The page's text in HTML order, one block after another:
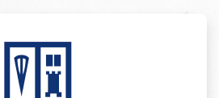
Entrar a